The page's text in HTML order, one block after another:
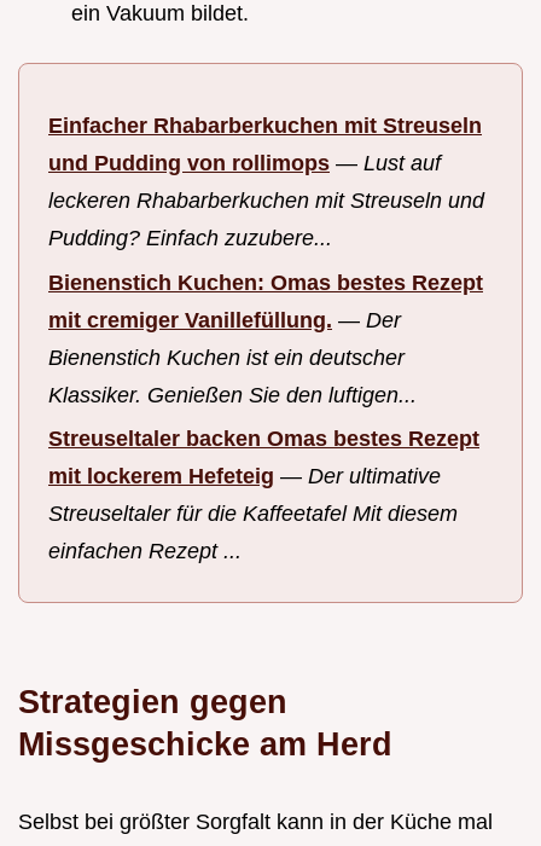
ein Vakuum bildet.
Einfacher Rhabarberkuchen mit Streuseln
und Pudding von rollimops — Lust auf
leckeren Rhabarberkuchen mit Streuseln und
Pudding? Einfach zuzubere...
Bienenstich Kuchen: Omas bestes Rezept
mit cremiger Vanillefüllung. — Der
Bienenstich Kuchen ist ein deutscher
Klassiker. Genießen Sie den luftigen...
Streuseltaler backen Omas bestes Rezept
mit lockerem Hefeteig — Der ultimative
Streuseltaler für die Kaffeetafel Mit diesem
einfachen Rezept ...
Strategien gegen
Missgeschicke am Herd
Selbst bei größter Sorgfalt kann in der Küche mal